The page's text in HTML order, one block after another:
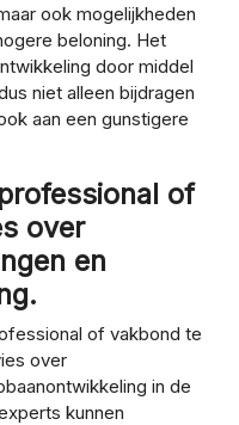
ook mogelijkheden
beloning. Het
door middel
niet alleen bijdragen
aan een gunstigere
of
over
en
of vakbond te
over
in de
kunnen